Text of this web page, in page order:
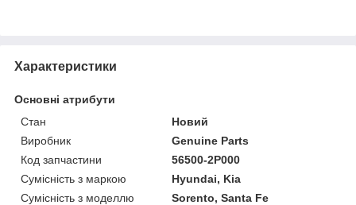
Характеристики
Основні атрибути
Стан
Новий
Виробник
Genuine Parts
Код запчастини
56500-2P000
Сумісність з маркою
Hyundai, Kia
Сумісність з моделлю
Sorento, Santa Fe